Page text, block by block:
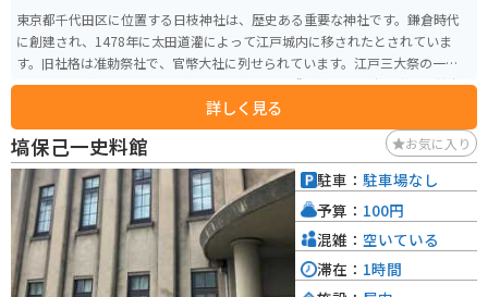
東京都千代田区に位置する日枝神社は、歴史ある重要な神社です。鎌倉時代
に創建され、1478年に太田道灌によって江戸城内に移されたとされていま
す。旧社格は准勅祭社で、官幣大社に列せられています。江戸三大祭の一つで
ある山王祭が行われることで知られ、皇城の鎮護の神として広く都民の尊崇
の距離にあり、電車でのアクセスが便利です。神社は江戸城の鎮守神として
祭られ、現在でも縁結びをはじめ、多くのご利益があるとされています。ま
た、神社の周辺は美しい自然に囲まれ、都心にありながら静かな雰囲気を楽
しむことができます。
詳しく見る
塙保己一史料館 お気に入り
駐車： 駐車場なし
予算： 100円
混雑： 空いている
滞在： 1時間